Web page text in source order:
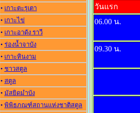
• เกาะตะรุเตา
• เกาะไข่
• เกาะอาดัง ราว
• ร่องน้ำจาบัง
• เกาะหินงาม
• ชาวสตูล
• สตูล
• มัสยิดมำบัง
• พิพิธภณฑ์สถานแห่งชาติสตูล
วันแรก
06.00 น.
09.30 น.